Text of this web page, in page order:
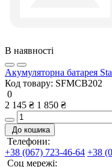
В наявності
Акумуляторна батарея
Код товару: SFMCB202
0
2 145 ₴ 1 850 ₴
До кошика
Телефони:
+38 (067) 723-46-64 +38
Соц мережі: